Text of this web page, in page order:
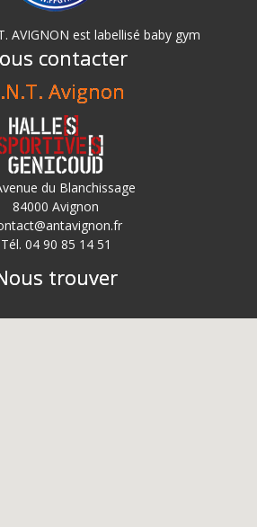
AVIGNON est labellisé baby gym
contacter
Avignon
du Blanchissage
84000 Avignon
Tél. 04 90 85 14 51
trouver